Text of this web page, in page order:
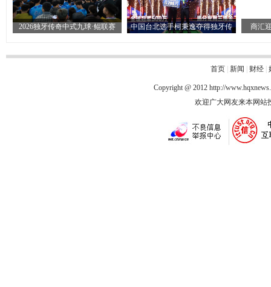
2026独牙传奇中式九球·鲲联赛 中国台北选手柯秉逸夺得独牙传 商汇
首页| 新闻 财经|
Copyright @ 2012 http://
欢迎广大网友来本网站